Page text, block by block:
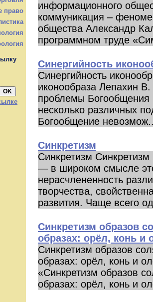
право
информационного
коммуникация –
общества Александр
программном труде
Синергийность
Синергийность
иконообраза Лепахин
проблемы Богообщения
несколько различных
Богообщение
Синкретизм
Синкретизм
— в широком смысле
нерасчлененность
творчества,
развития. Чаще всего
Синкретизм образов
образах: орёл, конь и
Синкретизм образов
образах: орёл, конь и
«Синкретизм образов
образах: орёл, конь и